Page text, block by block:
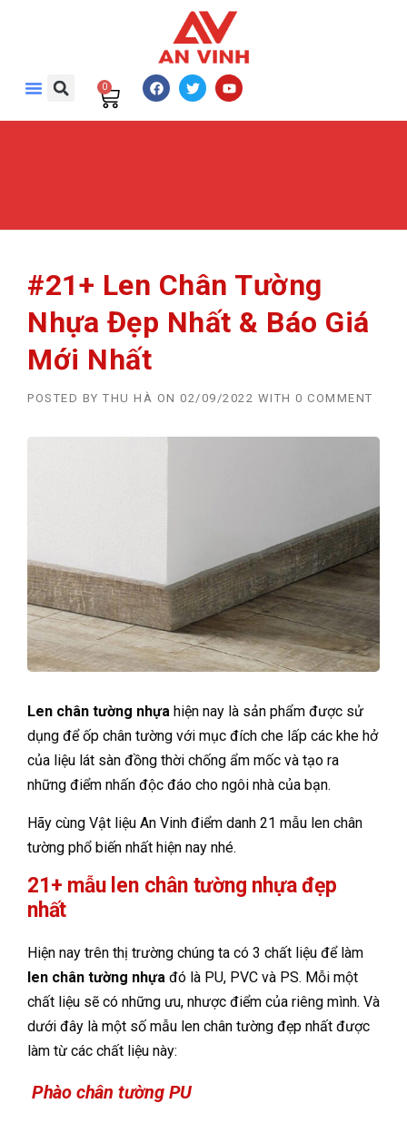
0
#21+ Len Chân Tường
Nhựa Đẹp Nhất & Báo Giá
Mới Nhất
POSTED BY THU HÀ ON 02/09/2022 WITH 0 COMMENT
Len chân tường nhựa hiện nay là sản phẩm được sử
dụng để ốp chân tường với mục đích che lấp các khe hở
của liệu lát sàn đồng thời chống ẩm mốc và tạo ra
những điểm nhấn độc đáo cho ngôi nhà của bạn.
Hãy cùng Vật liệu An Vinh điểm danh 21 mẫu len chân
tường phổ biến nhất hiện nay nhé.
21+ mẫu len chân tường nhựa đẹp
nhất
Hiện nay trên thị trường chúng ta có 3 chất liệu để làm
len chân tường nhựa đó là PU, PVC và PS. Mỗi một
chất liệu sẽ có những ưu, nhược điểm của riêng mình. Và
dưới đây là một số mẫu len chân tường đẹp nhất được
làm từ các chất liệu này:
Phào chân tường PU